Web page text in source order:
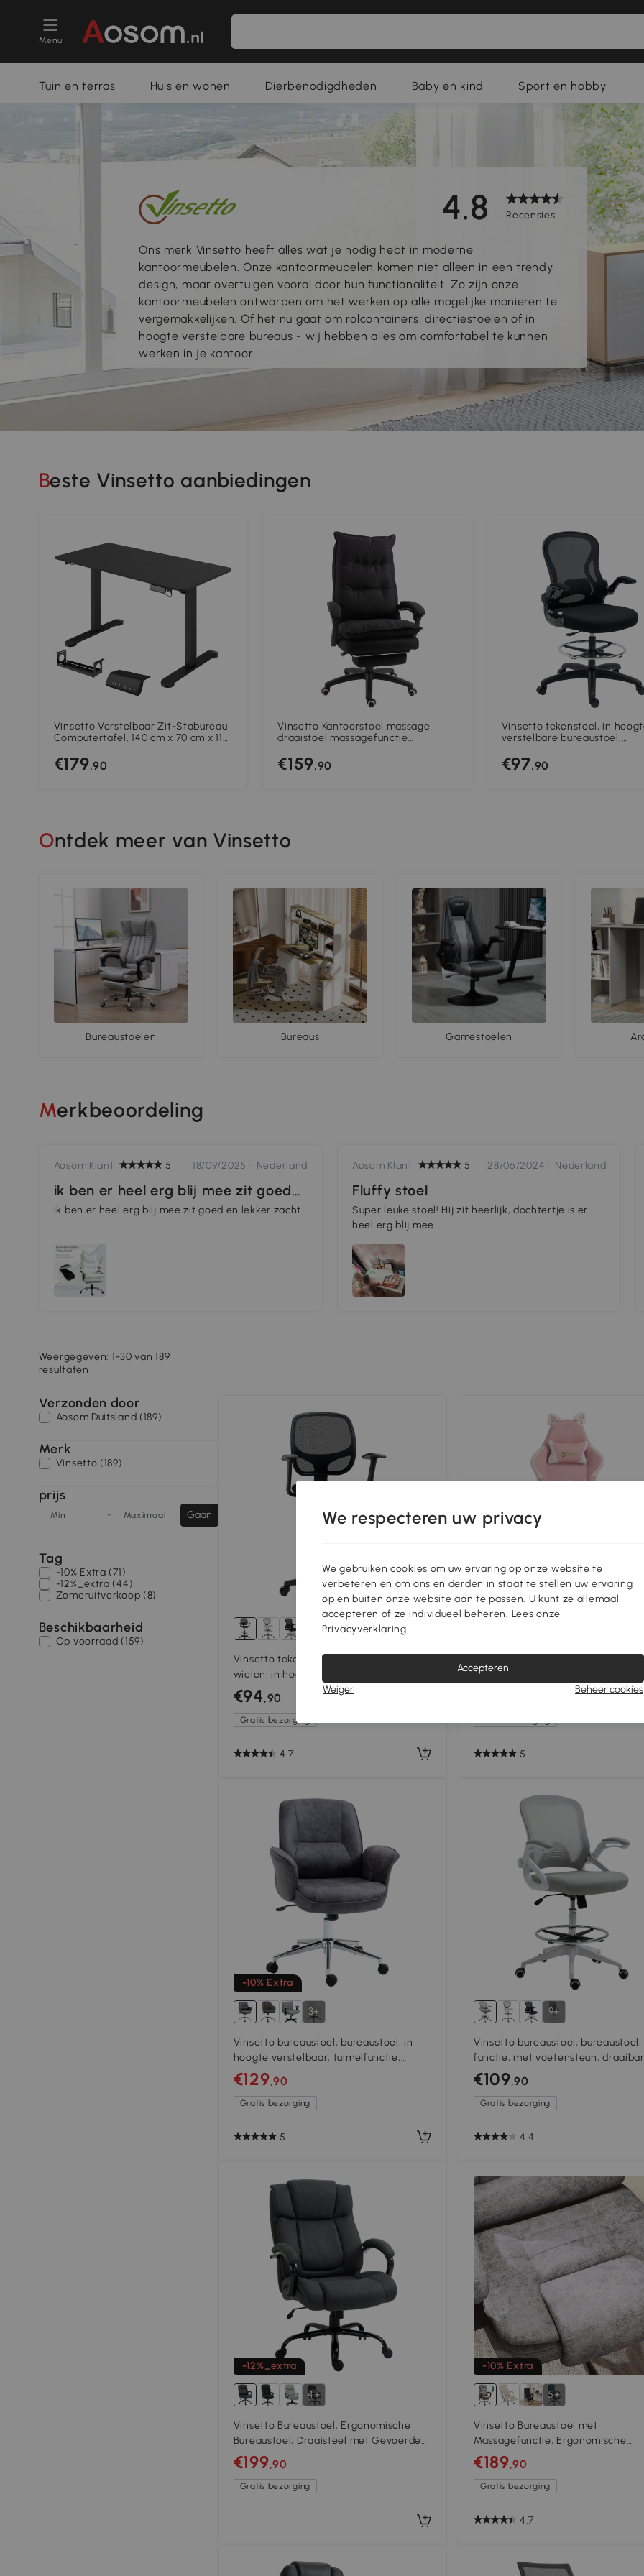
Menu
Tuin en terras Huis en wonen Dierbenodigdheden Baby en kind Sport en hobby
4.8 Recensies
Ons merk Vinsetto heeft alles wat je nodig hebt in moderne
kantoormeubelen. Onze kantoormeubelen komen niet alleen in een trendy
design, maar overtuigen vooral door hun functionaliteit. Zo zijn onze
kantoormeubelen ontworpen om het werken op alle mogelijke manieren te
vergemakkelijken. Of het nu gaat om rolcontainers, directiestoelen of in
hoogte verstelbare bureaus - wij hebben alles om comfortabel te kunnen
werken in je kantoor.
Beste Vinsetto aanbiedingen
Vinsetto Verstelbaar Zit-Stabureau
Computertafel, 140 cm x 70 cm x 116
€179,90
Vinsetto Kantoorstoel massage
draaistoel massagefunctie
zwart
€159,90
Vinsetto tekenstoel, in
verstelbare bureaustoel,
€97,90
Ontdek meer van Vinsetto
Bureaustoelen Bureaus Gamestoelen
Merkbeoordeling
Aosom Klant 5 18/09/2025 · Nederland
ik ben er heel erg blij mee zit goed
en lekker zacht.
ik ben er heel erg blij mee zit goed en lekker zacht.
Aosom Klant 5 28/06/2024 · Nederland
Fluffy stoel
Super leuke stoel! Hij zit heerlijk, dochtertje is er
heel erg blij mee
Weergegeven: 1-30 van 189
resultaten
Verzonden door
Aosom Duitsland (189)
Merk
Vinsetto (189)
prijs
Min - Maximaal Gaan
Tag
-10% Extra (71)
-12%_extra (44)
Zomeruitverkoop (8)
Beschikbaarheid
Op voorraad (159)
Vinsetto tekenstoel met voetsteun, 5
wielen, in hoogte verstelbaar stalen
gaasdoek, zwart
€94,90
Gratis bezorging
4.7
-12%_extra
Vinsetto Ergonomische
Kattenoren-Gamerstoel van
met Lendensteun, Voetsteun,
5
-10% Extra
3+
Vinsetto bureaustoel, bureaustoel, in
hoogte verstelbaar, tuimelfunctie,
draaibaar, staal, donkergrijs, 67 x 69 x
102 cm
€129,90
Gratis bezorging
5
9+
Vinsetto bureaustoel,
functie, met voetensteun,
zitting, staal, zwart, 64 x 60 x 106-
€109,90
Gratis bezorging
4.4
-12%_extra
4+
Vinsetto Bureaustoel, Ergonomische
Bureaustoel, Draaisteel met Gevoerde
Armleuningen, tot 220 kg belastbaar,
Grijs
€199,90
Gratis bezorging
-10% Extra
5+
Vinsetto Bureaustoel met
Massagefunctie, Ergonomische
Bureaustoel met Leun- &
Warmtefunctie, Afstandsbediening,
€189,90
Gratis bezorging
4.7
We respecteren uw privacy
We gebruiken cookies om uw ervaring op onze website te
verbeteren en om ons en derden in staat te stellen uw ervaring
op en buiten onze website aan te passen. U kunt ze allemaal
accepteren of ze individueel beheren. Lees onze
Privacyverklaring.
Accepteren
Weiger
Beheer cookies